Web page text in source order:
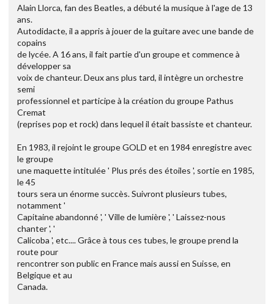
Alain Llorca, fan des Beatles, a débuté la musique à l'age de 13
ans.
Autodidacte, il a appris à jouer de la guitare avec une bande de
copains
de lycée. A 16 ans, il fait partie d'un groupe et commence à
développer sa
voix de chanteur. Deux ans plus tard, il intègre un orchestre
semi
professionnel et participe à la création du groupe Pathus
Cremat
(reprises pop et rock) dans lequel il était bassiste et chanteur.
En 1983, il rejoint le groupe GOLD et en 1984 enregistre avec
le groupe
une maquette intitulée ' Plus prés des étoiles ', sortie en 1985,
le 45
tours sera un énorme succès. Suivront plusieurs tubes,
notamment '
Capitaine abandonné ', ' Ville de lumière ', ' Laissez-nous
chanter ', '
Calicoba ', etc.... Grâce à tous ces tubes, le groupe prend la
route pour
rencontrer son public en France mais aussi en Suisse, en
Belgique et au
Canada.